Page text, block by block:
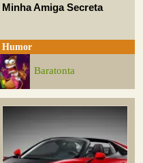
Minha Amiga Secreta
Humor
Baratonta